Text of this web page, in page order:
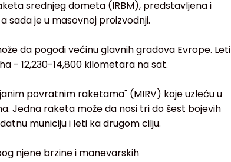
srednjeg dometa (IRBM), predstavljena i
sada je u masovnoj proizvodnji.
da pogodi većinu glavnih gradova Evrope. Leti
- 12,230-14,800 kilometara na sat.
povratnim raketama" (MIRV) koje uzleću u
Jedna raketa može da nosi tri do šest bojevih
municiju i leti ka drugom cilju.
njene brzine i manevarskih